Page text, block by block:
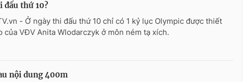
đấu thứ 10?
- Ở ngày thi đấu thứ 10 chỉ có 1 kỷ lục Olympic được thiết
của VĐV Anita Wlodarczyk ở môn ném tạ xích.
nội dung 400m